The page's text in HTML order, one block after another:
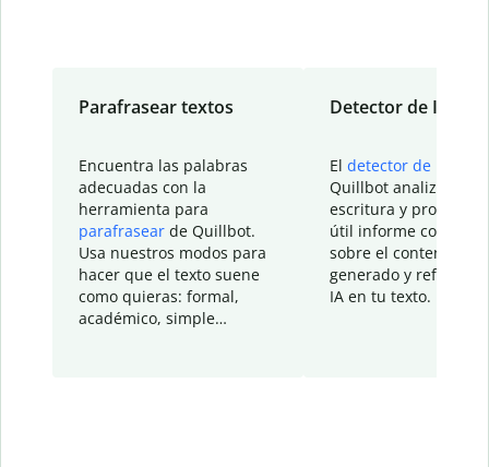
Parafrasear textos
Encuentra las palabras
adecuadas con la
herramienta para
parafrasear de Quillbot.
Usa nuestros modos para
hacer que el texto suene
como quieras: formal,
académico, simple…
Detector de IA
El detector de IA
Quillbot analiza tu
escritura y
útil informe con
sobre el contenido
generado y refinado
IA en tu texto.